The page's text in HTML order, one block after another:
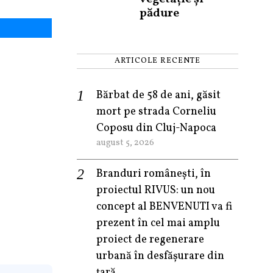
pădure
ARTICOLE RECENTE
Bărbat de 58 de ani, găsit
mort pe strada Corneliu
Coposu din Cluj-Napoca
august 5, 2026
Branduri românești, în
proiectul RIVUS: un nou
concept al BENVENUTI va fi
prezent în cel mai amplu
proiect de regenerare
urbană în desfășurare din